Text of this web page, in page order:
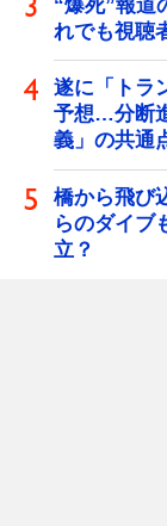
“爆死”報
れでも視聴
遂に「トラ
予想…分断
義」の共通
橋から飛び
らのダイブ
立？